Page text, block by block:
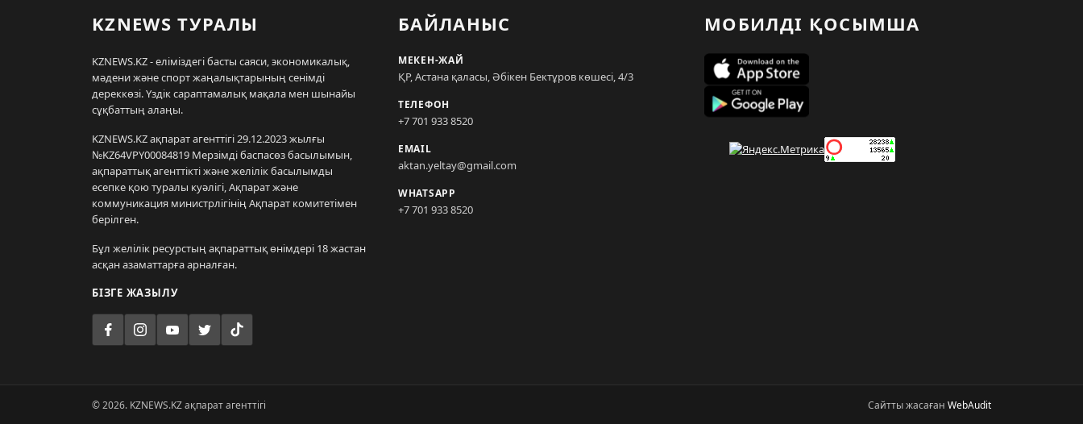
KZNEWS ТУРАЛЫ
KZNEWS.KZ - еліміздегі басты саяси, экономикалық,
мәдени және спорт жаңалықтарының сенімді
дереккөзі. Үздік сараптамалық мақала мен шынайы
сұқбаттың алаңы.
KZNEWS.KZ ақпарат агенттігі 29.12.2023 жылғы
№KZ64VPY00084819 Мерзімді баспасөз басылымын,
ақпараттық агенттікті және желілік басылымды
есепке қою туралы куәлігі, Ақпарат және
коммуникация министрлігінің Ақпарат комитетімен
берілген.
Бұл желілік ресурстың ақпараттық өнімдері 18 жастан
асқан азаматтарға арналған.
БІЗГЕ ЖАЗЫЛУ
БАЙЛАНЫС
МЕКЕН-ЖАЙ
ҚР, Астана қаласы, Әбікен Бектұров көшесі, 4/3
ТЕЛЕФОН
+7 701 933 8520
EMAIL
aktan.yeltay@gmail.com
WHATSAPP
+7 701 933 8520
МОБИЛДІ ҚОСЫМША
© 2026. KZNEWS.KZ ақпарат агенттігі Сайтты жасаған WebAudit